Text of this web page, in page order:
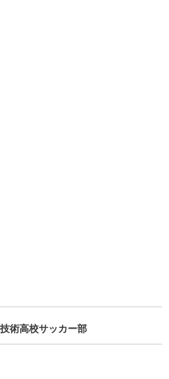
術高校サッカー部